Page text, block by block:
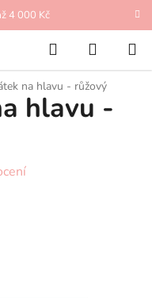
4 000 Kč
Hledat
KOŠÍK
na hlavu - růžový
hlavu -